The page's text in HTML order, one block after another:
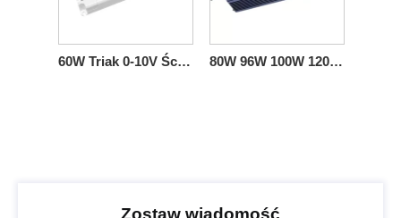
60W Triak 0-10V Ściemnialny sterownik LED CV 12 24 36 48 V 80W 96W 100W 120W Triak 0-10V ściemnialny sterownik LED CV 12vdc 24vdc 36vdc 48vdc 100v 120-277v wejście
Zostaw wiadomość